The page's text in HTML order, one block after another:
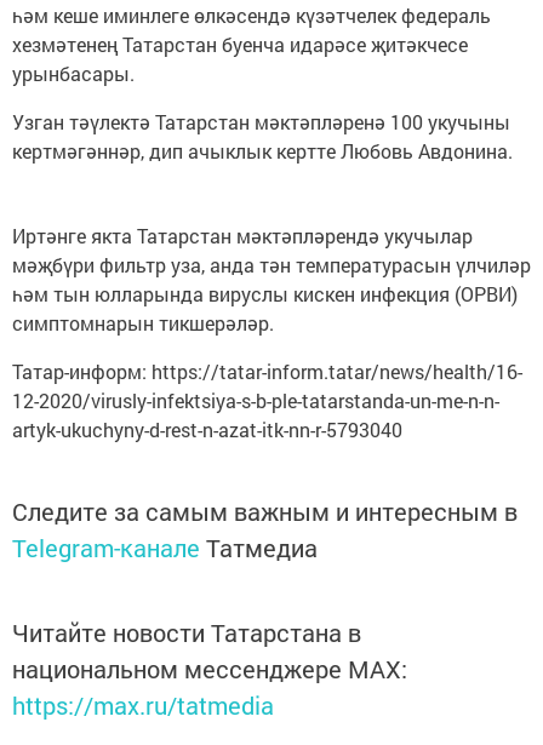
һәм кеше иминлеге өлкәсендә күзәтчелек федераль
хезмәтенең Татарстан буенча идарәсе җитәкчесе
урынбасары.
Узган тәүлектә Татарстан мәктәпләренә 100 укучыны
кертмәгәннәр, дип ачыклык кертте Любовь Авдонина.
Иртәнге якта Татарстан мәктәпләрендә укучылар
мәҗбүри фильтр уза, анда тән температурасын үлчиләр
һәм тын юлларында вируслы кискен инфекция (ОРВИ)
симптомнарын тикшерәләр.
Татар-информ: https://tatar-inform.tatar/news/health/16-
12-2020/virusly-infektsiya-s-b-ple-tatarstanda-un-me-n-n-
artyk-ukuchyny-d-rest-n-azat-itk-nn-r-5793040
Следите за самым важным и интересным в
Telegram-канале Татмедиа
Читайте новости Татарстана в
национальном мессенджере MАХ:
https://max.ru/tatmedia